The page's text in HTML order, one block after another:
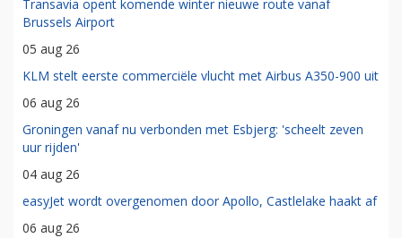
Transavia opent komende winter nieuwe route vanaf
Brussels Airport
05 aug 26
KLM stelt eerste commerciële vlucht met Airbus A350-900 uit
06 aug 26
Groningen vanaf nu verbonden met Esbjerg: 'scheelt zeven
uur rijden'
04 aug 26
easyJet wordt overgenomen door Apollo, Castlelake haakt af
06 aug 26